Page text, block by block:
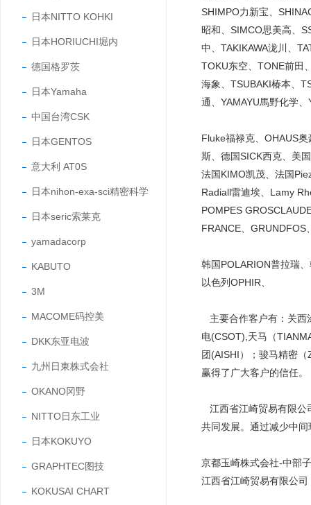
日本NITTO KOHKI
日本HORIUCHI堀内
德国格罗茨
日本Yamaha
中国台湾CSK
日本GENTOS
意大利 AT0S
日本nihon-exa-sci精密科学
日本seric索莱克
yamadacorp
KABUTO
3M
MACOME码控美
DKK东亚电波
九州日東株式会社
OKANO冈野
NITTO日东工业
日本KOKUYO
GRAPHTEC图技
KOKUSAI CHART
SHIMPO力新宝、
昭和、SIMCO思美高、
中、TAKIKAWA泷川、
TOKU东空、TONE前田
海象、TSUBAKI椿本、
通、YAMAYU馬野化学
Fluke福禄克、OHAUS
斯、德国SICK西克、美
法国KIMO凯茂、法国
Radiall雷迪埃、Lamy
POMPES
FRANCE、GRUNDFOS
韩国POLARION普拉瑞
以色列OPHIR、
主要合作客户有：关西
电(CSOT),天马（
团(AISHI）；骏马精密
赢得了广大客户的信任
江西省江崎贸易有限公
共同发展。通过减少中
京都玉崎株式会社-中部
江西省江崎贸易有限公司